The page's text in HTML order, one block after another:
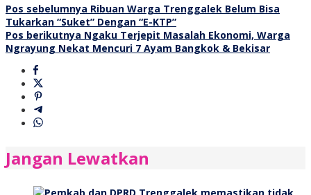
Navigasi
pos
Pos sebelumnya Ribuan Warga Trenggalek Belum Bisa
Tukarkan “Suket” Dengan “E-KTP”
Pos berikutnya Ngaku Terjepit Masalah Ekonomi, Warga
Ngrayung Nekat Mencuri 7 Ayam Bangkok & Bekisar
Jangan Lewatkan